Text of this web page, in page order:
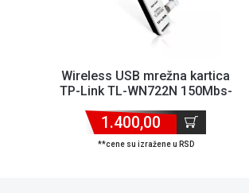
Wireless USB mrežna kartica
TP-Link TL-WN722N 150Mbs-
1.400,00
**cene su izražene u RSD